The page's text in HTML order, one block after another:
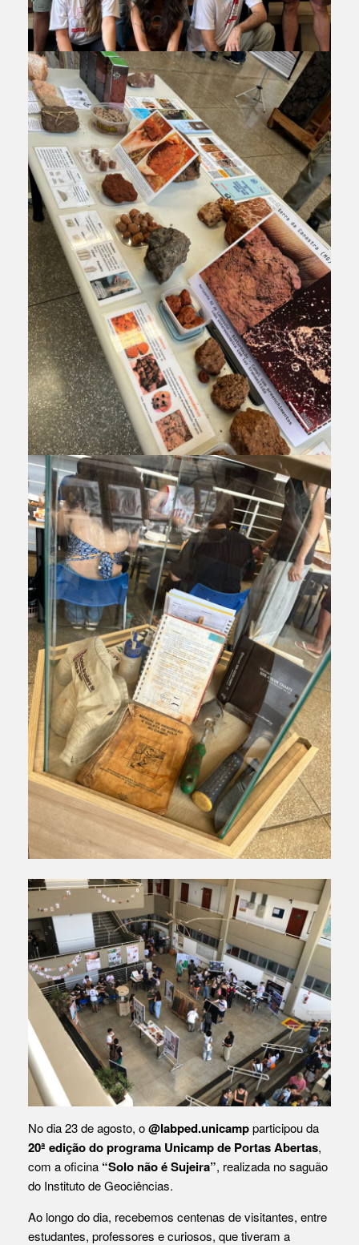
No dia 23 de agosto, o@labped.unicampparticipou da
20ª edição do programa Unicamp de Portas Abertas,
com a oficina “Solo não é Sujeira”, realizada no saguão
do Instituto de Geociências.
Ao longo do dia, recebemos centenas de visitantes, entre
estudantes, professores e curiosos, que tiveram a